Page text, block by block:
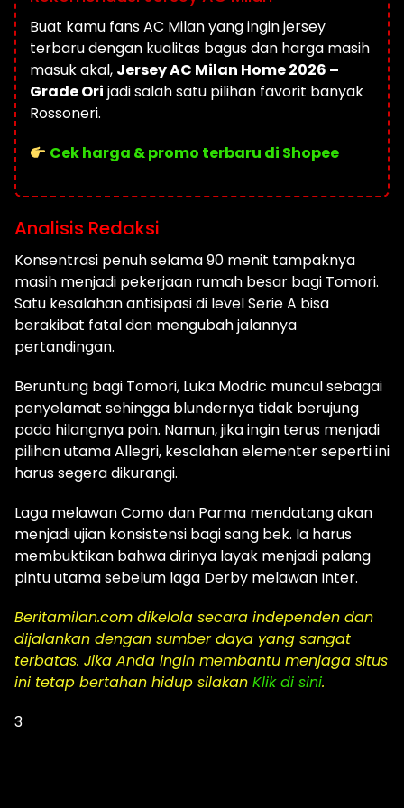
Buat kamu fans AC Milan yang ingin jersey
terbaru dengan kualitas bagus dan harga masih
masuk akal, Jersey AC Milan Home 2026 –
Grade Ori jadi salah satu pilihan favorit banyak
Rossoneri.
Cek harga & promo terbaru di Shopee
Analisis Redaksi
Konsentrasi penuh selama 90 menit tampaknya
masih menjadi pekerjaan rumah besar bagi Tomori.
Satu kesalahan antisipasi di level Serie A bisa
berakibat fatal dan mengubah jalannya
pertandingan.
Beruntung bagi Tomori, Luka Modric muncul sebagai
penyelamat sehingga blundernya tidak berujung
pada hilangnya poin. Namun, jika ingin terus menjadi
pilihan utama Allegri, kesalahan elementer seperti ini
harus segera dikurangi.
Laga melawan Como dan Parma mendatang akan
menjadi ujian konsistensi bagi sang bek. Ia harus
membuktikan bahwa dirinya layak menjadi palang
pintu utama sebelum laga Derby melawan Inter.
Beritamilan.com dikelola secara independen dan
dijalankan dengan sumber daya yang sangat
terbatas. Jika Anda ingin membantu menjaga situs
ini tetap bertahan hidup silakan Klik di sini.
3